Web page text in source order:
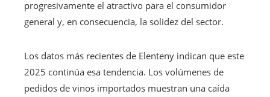
progresivamente el atractivo para el consumidor
general y, en consecuencia, la solidez del sector.
Los datos más recientes de Elenteny indican que este
2025 continúa esa tendencia. Los volúmenes de
pedidos de vinos importados muestran una caída